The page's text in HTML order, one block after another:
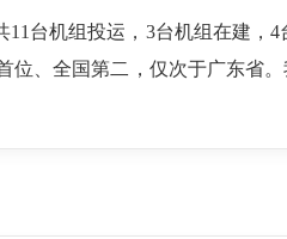
台机组投运，3台机组在建
、全国第二，仅次于广东省